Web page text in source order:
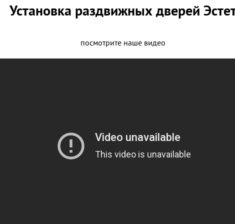
Установка раздвижных дверей
посмотрите наше видео